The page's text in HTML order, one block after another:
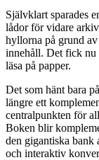
Självklart sparades
lådor för vidare
hyllorna på grund
innehåll. Det fick nu
läsa på papper.
Det som hänt bara
längre ett
centralpunkten för
Boken blir
den gigantiska bank
och interaktiv